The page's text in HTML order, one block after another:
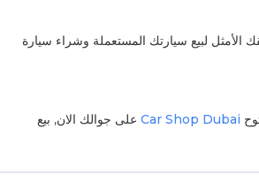
الأمثل لبيع سيارتك المستعملة وشراء سيارة
Car Shop Dubai على جوالك الان, بيع